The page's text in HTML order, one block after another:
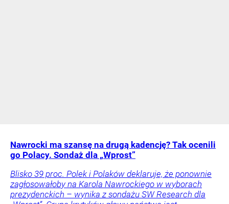
Nawrocki ma szansę na drugą kadencję? Tak ocenili
go Polacy. Sondaż dla „Wprost”
Blisko 39 proc. Polek i Polaków deklaruje, że ponownie
zagłosowałoby na Karola Nawrockiego w wyborach
prezydenckich – wynika z sondażu SW Research dla